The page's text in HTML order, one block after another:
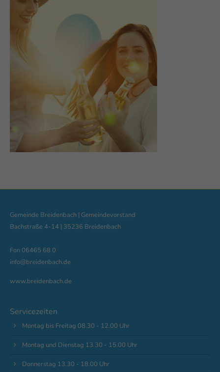
Gemeinde Breidenbach | Gemeindevorstand
Bachstraße 4-14 | 35236 Breidenbach
Fon 06465 68 0
info@breidenbach.de
www.breidenbach.de
Servicezeiten
Montag bis Freitag 08.30 - 12.00 Uhr
Montag und Dienstag 13.30 - 15.00 Uhr
Donnerstag 13.30 - 18.00 Uhr